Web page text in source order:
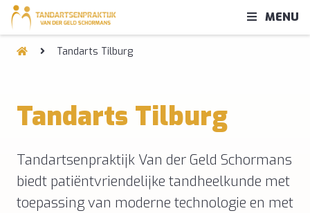
MENU
Tandarts Tilburg
Tandarts Tilburg
Tandartsenpraktijk Van der Geld Schormans
biedt patiëntvriendelijke tandheelkunde met
toepassing van moderne technologie en met